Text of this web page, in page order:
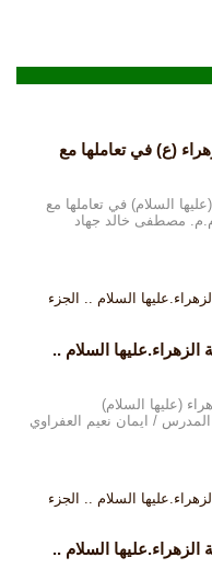
(ع) في تعاملها مع
السلام) في تعاملها مع
م.م. مصطفى خالد جهاد
السلام ..
الزهراء (عليها السلام)
العفراوي
السلام ..